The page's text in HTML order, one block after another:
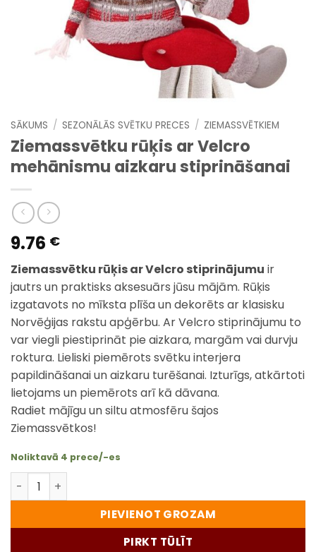
SĀKUMS / SEZONĀLĀS SVĒTKU PRECES / ZIEMASSVĒTKIEM
Ziemassvētku rūķis ar Velcro
mehānismu aizkaru stiprināšanai
9.76 €
Ziemassvētku rūķis ar Velcro stiprinājumu ir
jautrs un praktisks aksesuārs jūsu mājām. Rūķis
izgatavots no mīksta plīša un dekorēts ar klasisku
Norvēģijas rakstu apģērbu. Ar Velcro stiprinājumu to
var viegli piestiprināt pie aizkara, margām vai durvju
roktura. Lieliski piemērots svētku interjera
papildināšanai un aizkaru turēšanai. Izturīgs, atkārtoti
lietojams un piemērots arī kā dāvana.
Radiet mājīgu un siltu atmosfēru šajos
Ziemassvētkos!
Noliktavā 4 prece/-es
Ziemassvētku rūķis ar Velcro mehānismu aizkaru
PIEVIENOT GROZAM
PIRKT TŪLĪT